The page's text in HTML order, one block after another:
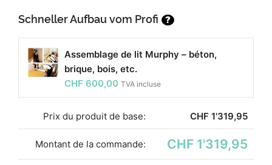
Schneller Aufbau vom Profi ?
Assemblage de lit Murphy – béton,
brique, bois, etc.
CHF 600,00 TVA incluse
Prix ​​du produit de base: CHF 1'319,95
Montant de la commande: CHF 1'319,95